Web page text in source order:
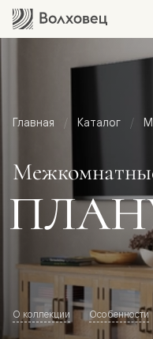
Главная Каталог
О коллекции Особенности